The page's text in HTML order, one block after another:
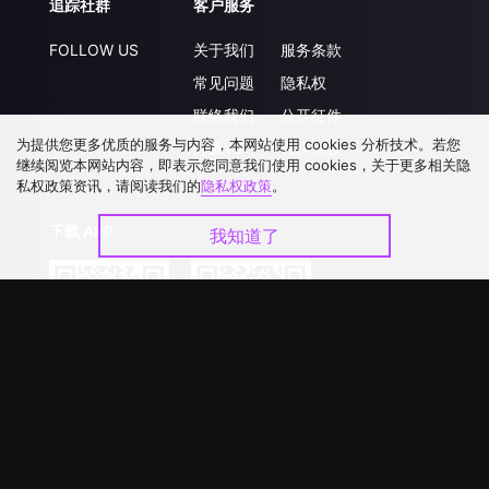
追踪社群
FOLLOW US
客户服务
关于我们
常见问题
联络我们
升级VIP
服务条款
隐私权
公开征件
合作洽談
为提供您更多优质的服务与内容，本网站使用 cookies 分析技术。若您
继续阅览本网站内容，即表示您同意我们使用 cookies，关于更多相关隐
私权政策资讯，请阅读我们的隐私权政策。
我知道了